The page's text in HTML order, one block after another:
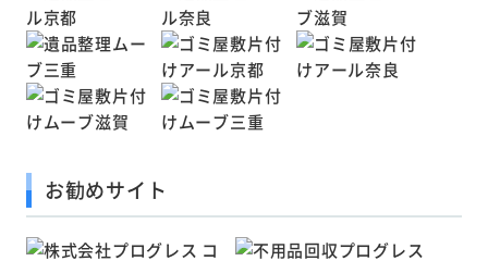
お勧めサイト